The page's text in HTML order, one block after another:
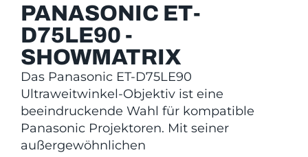
PANASONIC ET-
D75LE90 -
SHOWMATRIX
Das Panasonic ET-D75LE90
Ultraweitwinkel-Objektiv ist eine
beeindruckende Wahl für kompatible
Panasonic Projektoren. Mit seiner
außergewöhnlichen